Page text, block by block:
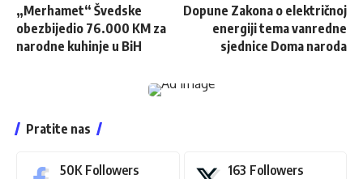
„Merhamet“ Švedske
obezbijedio 76.000 KM za
narodne kuhinje u BiH
Dopune Zakona o električnoj
energiji tema vanredne
sjednice Doma naroda
Pratite nas
50K Followers 163 Followers